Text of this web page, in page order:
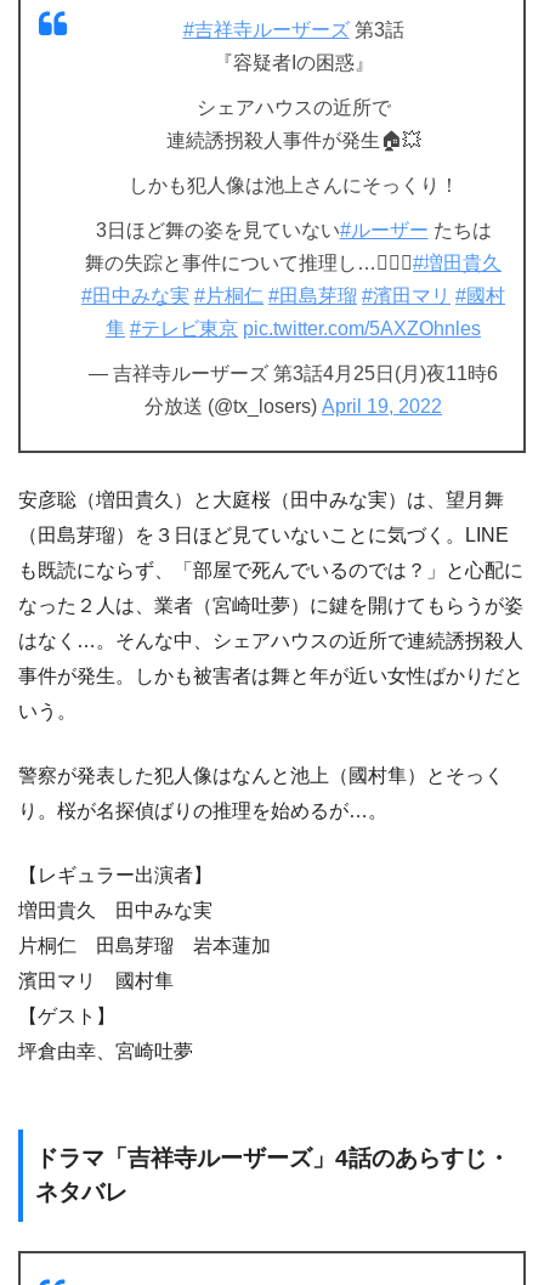
#吉祥寺ルーザーズ第3話
『容疑者Iの困惑』
シェアハウスの近所で
連続誘拐殺人事件が発生🏠💥
しかも犯人像は池上さんにそっくり！
3日ほど舞の姿を見ていない#ルーザー たちは
舞の失踪と事件について推理し…🕵️‍♀️💭#増田貴久
#田中みな実 #片桐仁 #田島芽瑠 #濱田マリ #國村
隼 #テレビ東京 pic.twitter.com/5AXZOhnles
— 吉祥寺ルーザーズ 第3話4月25日(月)夜11時6
分放送 (@tx_losers) April 19, 2022
安彦聡（増田貴久）と大庭桜（田中みな実）は、望月舞
（田島芽瑠）を３日ほど見ていないことに気づく。LINE
も既読にならず、「部屋で死んでいるのでは？」と心配に
なった２人は、業者（宮崎吐夢）に鍵を開けてもらうが姿
はなく…。そんな中、シェアハウスの近所で連続誘拐殺人
事件が発生。しかも被害者は舞と年が近い女性ばかりだと
いう。
警察が発表した犯人像はなんと池上（國村隼）とそっく
り。桜が名探偵ばりの推理を始めるが…。
【レギュラー出演者】
増田貴久 田中みな実
片桐仁 田島芽瑠 岩本蓮加
濱田マリ 國村隼
【ゲスト】
坪倉由幸、宮崎吐夢
ドラマ「吉祥寺ルーザーズ」4話のあらすじ・
ネタバレ